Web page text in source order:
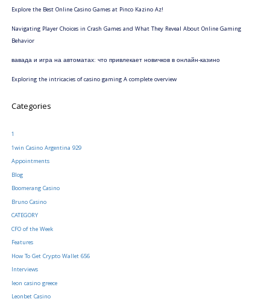
Explore the Best Online Casino Games at Pinco Kazino Az!
Navigating Player Choices in Crash Games and What They Reveal About Online Gaming
Behavior
вавада и игра на автоматах: что привлекает новичков в онлайн-казино
Exploring the intricacies of casino gaming A complete overview
Categories
1
1win Casino Argentina 929
Appointments
Blog
Boomerang Casino
Bruno Casino
CATEGORY
CFO of the Week
Features
How To Get Crypto Wallet 656
Interviews
leon casino greece
Leonbet Casino